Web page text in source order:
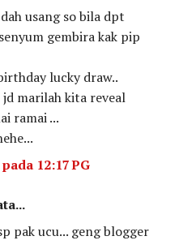
usang so bila dpt
gembira kak pip
lucky draw..
marilah kita reveal
ramai ...
12:17 PG
pak ucu... geng blogger